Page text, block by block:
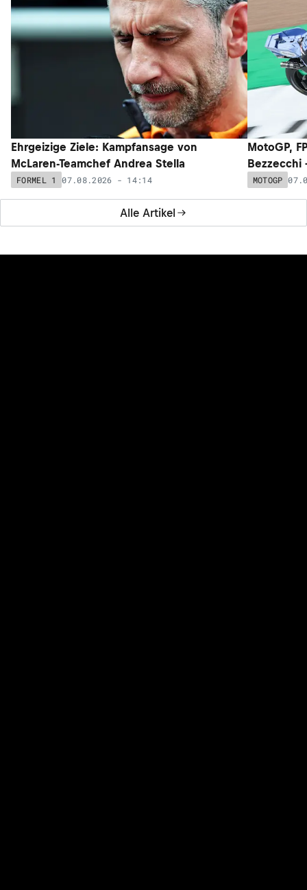
Alle Artikel
Ehrgeizige Ziele: Kampfansage von
McLaren-Teamchef Andrea Stella
FORMEL 1 07.08.2026 - 14:14
MotoGP,
Bezzecchi
MOTOGP